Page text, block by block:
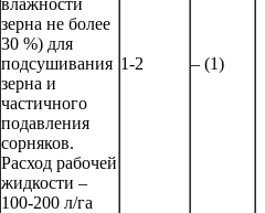
влажности
зерна не более
30 %) для
подсушивания
зерна и
частичного
подавления
сорняков.
Расход рабочей
жидкости –
100-200 л/га
1-2 – (1)